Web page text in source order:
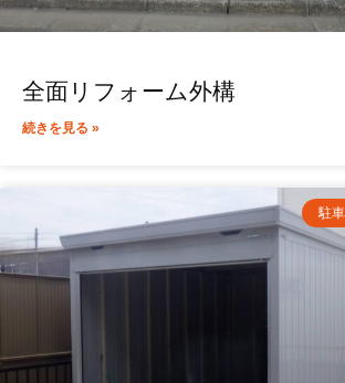
全面リフォーム外構
続きを見る »
駐